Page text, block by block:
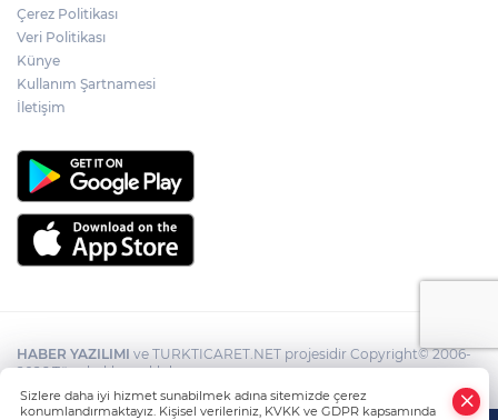
Çerez Politikası
Veri Politikası
Künye
Kullanım Şartnamesi
İletişim
HABER YAZILIMI ve TURKTICARET.NET projesidir Copyright© 2006-
2026 Tüm hakları saklıdır.
Sizlere daha iyi hizmet sunabilmek adına sitemizde çerez
konumlandırmaktayız. Kişisel verileriniz, KVKK ve GDPR kapsamında